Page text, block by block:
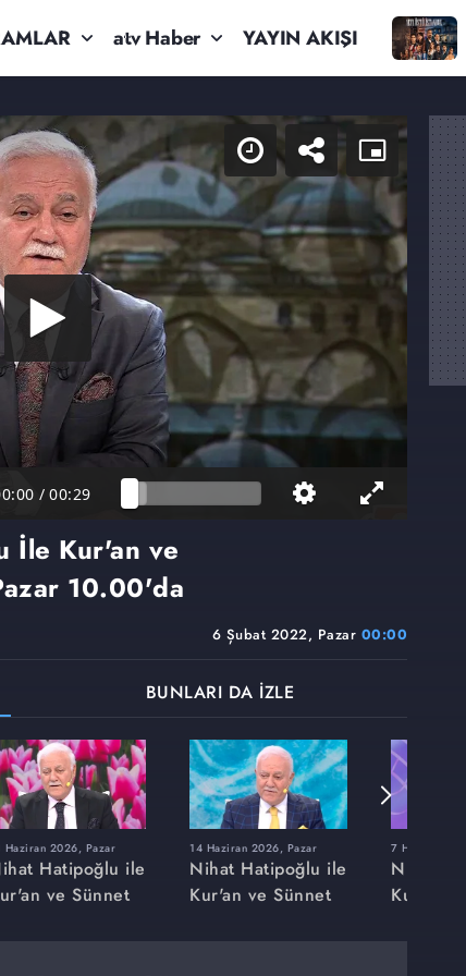
atv Haber YAYIN AKIŞI
/ 00:29
6 Şubat 2022, Pazar 00:00
İle Kur'an ve
10.00'da
BUNLARI DA İZLE
Haziran 2026, Pazar
Hatipoğlu ile
ve Sünnet
14 Haziran 2026, Pazar
Nihat Hatipoğlu ile
Kur'an ve Sünnet
7 Haziran
Nihat
Kur'an